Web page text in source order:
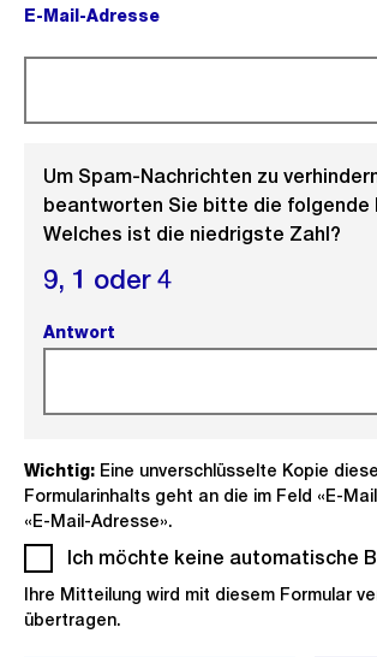
E-Mail-Adresse
Um Spam-Nachrichten zu
beantworten Sie bitte die folgende
Welches ist die niedrigste Zahl?
9, 1 oder4
Antwort
Wichtig: Eine unverschlüsselte Kopie
Formularinhalts geht an die im Feld «E-
«E-Mail-Adresse».
Ich möchte keine automatische
Ihre Mitteilung wird mit diesem Formular
übertragen.